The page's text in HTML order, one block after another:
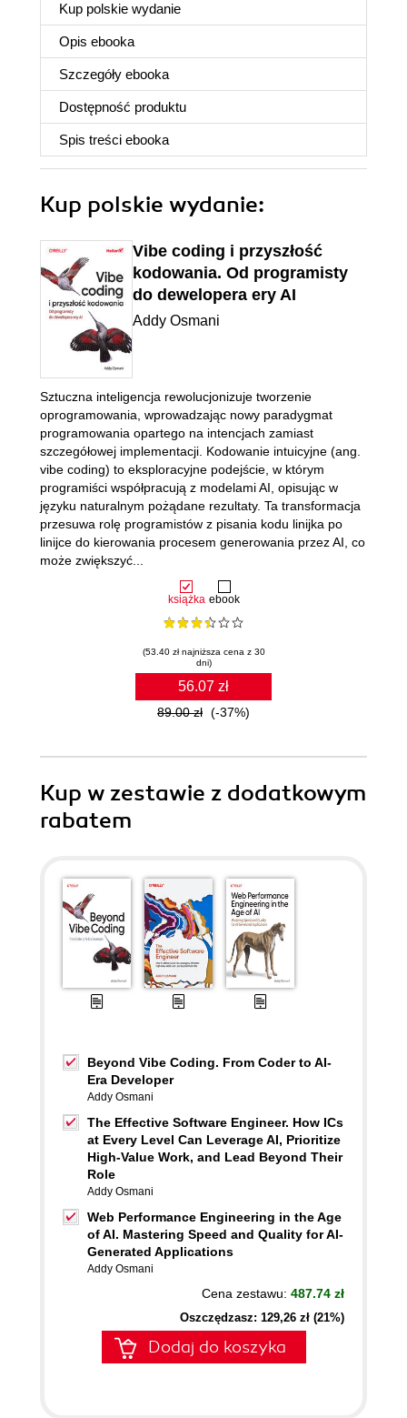
Kup polskie wydanie
Opis ebooka
Szczegóły ebooka
Dostępność produktu
Spis treści ebooka
Kup polskie wydanie:
Vibe coding i przyszłość
kodowania. Od programisty
do dewelopera ery AI
Addy Osmani
książka ebook
(53.40 zł najniższa cena z 30
dni)
56.07 zł
89.00 zł (-37%)
Sztuczna inteligencja rewolucjonizuje tworzenie
oprogramowania, wprowadzając nowy paradygmat
programowania opartego na intencjach zamiast
szczegółowej implementacji. Kodowanie intuicyjne (ang.
vibe coding) to eksploracyjne podejście, w którym
programiści współpracują z modelami AI, opisując w
języku naturalnym pożądane rezultaty. Ta transformacja
przesuwa rolę programistów z pisania kodu linijka po
linijce do kierowania procesem generowania przez AI, co
może zwiększyć...
Kup w zestawie z dodatkowym
rabatem
Beyond Vibe Coding. From Coder to AI-
Era Developer
Addy Osmani
The Effective Software Engineer. How ICs
at Every Level Can Leverage AI, Prioritize
High-Value Work, and Lead Beyond Their
Role
Addy Osmani
Web Performance Engineering in the Age
of AI. Mastering Speed and Quality for AI-
Generated Applications
Addy Osmani
Cena zestawu: 487.74 zł
Oszczędzasz: 129,26 zł (21%)
Dodaj do koszyka